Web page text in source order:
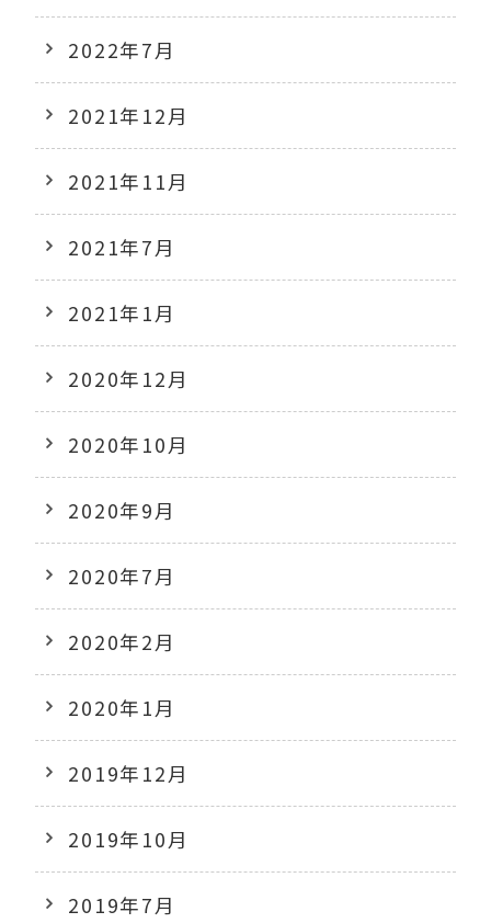
2022年7月
2021年12月
2021年11月
2021年7月
2021年1月
2020年12月
2020年10月
2020年9月
2020年7月
2020年2月
2020年1月
2019年12月
2019年10月
2019年7月